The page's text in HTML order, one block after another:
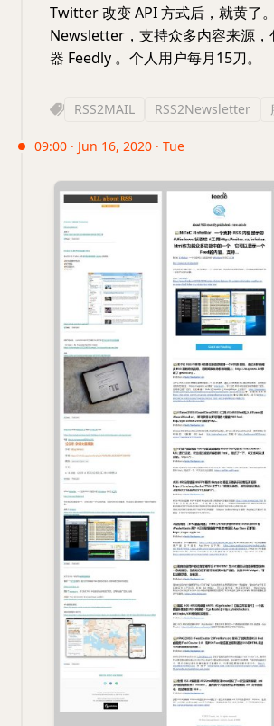
Twitter 改变 API 方式后，就黄了
Newsletter，支持众多内容来源，
器 Feedly 。个人用户每月15刀。
RSS2MAIL RSS2Newsletter
09:00 · Jun 16, 2020 · Tue